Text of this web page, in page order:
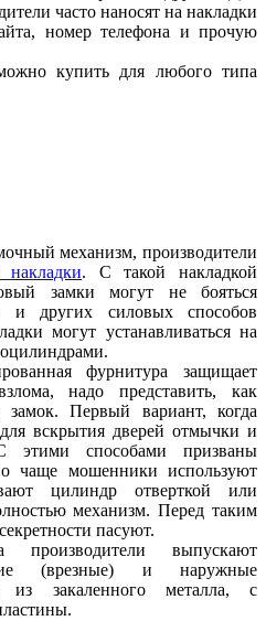
часто наносят на накладки
номер телефона и прочую
купить для любого типа
механизм, производители
накладки. С такой накладкой
замки могут не бояться
и других силовых способов
могут устанавливаться на
фурнитура защищает
надо представить, как
Первый вариант, когда
вскрытия дверей отмычки и
этими способами призваны
чаще мошенники используют
цилиндр отверткой или
механизм. Перед таким
пасуют.
выпускают
(врезные) и наружные
из закаленного металла, с